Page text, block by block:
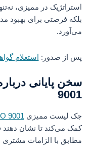
استراتژیک در ممیزی،
بلکه فرصتی برای بهبود
می‌آورد.
پس از صدور: استعلام
9001
چک لیست ممیزی9001
کمک می‌کند تا نشان دهند
مطابق با الزامات مشتری